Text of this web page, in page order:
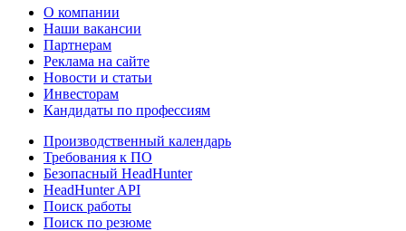
О компании
Наши вакансии
Партнерам
Реклама на сайте
Новости и статьи
Инвесторам
Кандидаты по профессиям
Производственный календарь
Требования к ПО
Безопасный HeadHunter
HeadHunter API
Поиск работы
Поиск по резюме